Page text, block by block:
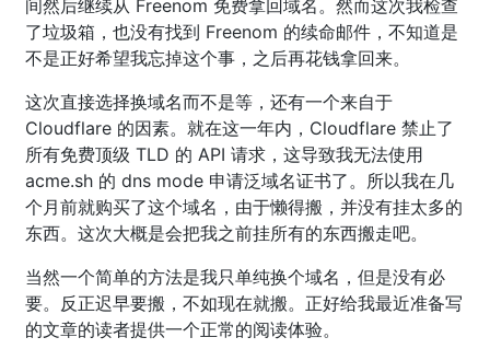
间然后继续从 Freenom 免费拿回域名。然而这次我检查
了垃圾箱，也没有找到 Freenom 的续命邮件，不知道是
不是正好希望我忘掉这个事，之后再花钱拿回来。
这次直接选择换域名而不是等，还有一个来自于
Cloudflare 的因素。就在这一年内，Cloudflare 禁止了
所有免费顶级 TLD 的 API 请求，这导致我无法使用
acme.sh 的 dns mode 申请泛域名证书了。所以我在几
个月前就购买了这个域名，由于懒得搬，并没有挂太多的
东西。这次大概是会把我之前挂所有的东西搬走吧。
当然一个简单的方法是我只单纯换个域名，但是没有必
要。反正迟早要搬，不如现在就搬。正好给我最近准备写
的文章的读者提供一个正常的阅读体验。